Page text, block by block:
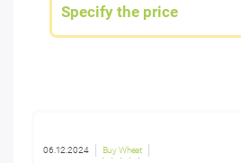
Specify the price
06.12.2024 Buy Wheat